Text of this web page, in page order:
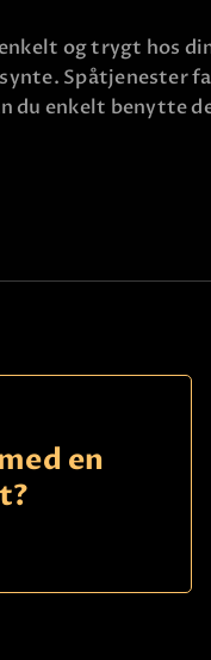
og trygt hos
Spåtjenester
du enkelt benytte
en